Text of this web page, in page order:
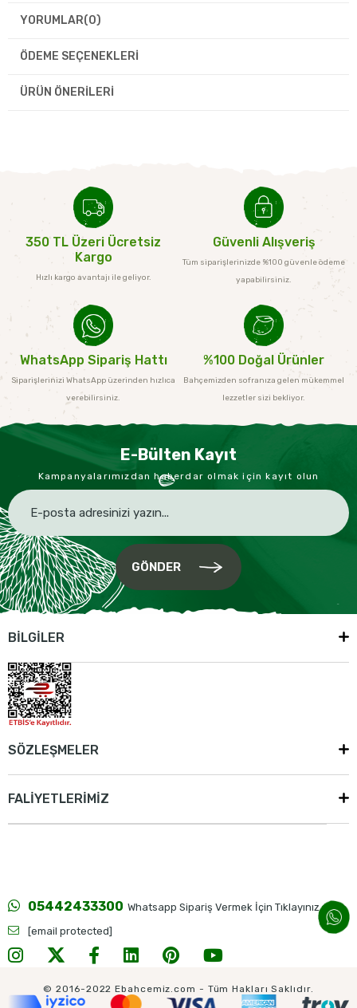
YORUMLAR(0)
ÖDEME SEÇENEKLERI
ÜRÜN ÖNERILERI
350 TL Üzeri Ücretsiz
Kargo
Hızlı kargo avantajı ile geliyor.
Güvenli Alışveriş
Tüm siparişlerinizde %100 güvenle ödeme
yapabilirsiniz.
WhatsApp Sipariş Hattı
Siparişlerinizi WhatsApp üzerinden hızlıca
verebilirsiniz.
%100 Doğal Ürünler
Bahçemizden sofranıza gelen mükemmel
lezzetler sizi bekliyor.
E-Bülten Kayıt
Kampanyalarımızdan haberdar olmak için kayıt olun
GÖNDER
BİLGİLER
SÖZLEŞMELER
FALİYETLERİMİZ
05442433300 Whatsapp Sipariş Vermek İçin Tıklayınız...
[email protected]
© 2016-2022 Ebahcemiz.com - Tüm Hakları Saklıdır.